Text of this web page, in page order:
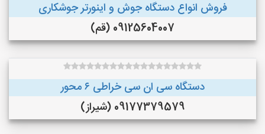
فروش انواع دستگاه جوش و اینورتر جوشکاری
09125604007 (قم)
دستگاه سی ان سی خراطی ۶ محور
09177379579 (شیراز)